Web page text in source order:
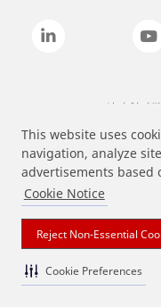
This website uses
navigation, analyze
advertisements based
Cookie Notice
Reject Non-Essential
Cookie Preferences
상기 열거